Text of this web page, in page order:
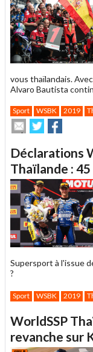
vous thaïlandais.
Alvaro Bautista
Sport WSBK 2019
Envoyer
cet
à
un
ami
Partager
sur
sur
Déclarations
Thaïlande :
Supersport à l'issue
?
Sport WSBK 2019
WorldSSP
revanche sur